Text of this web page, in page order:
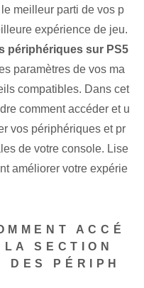
meilleur parti de vos p
expérience de jeu.
périphériques sur PS5
paramètres de vos ma
compatibles. Dans cet
comment accéder et u
vos périphériques et pr
de votre console. Lise
améliorer votre expérie
ACCÉ
SECTION
DES PÉRIPH